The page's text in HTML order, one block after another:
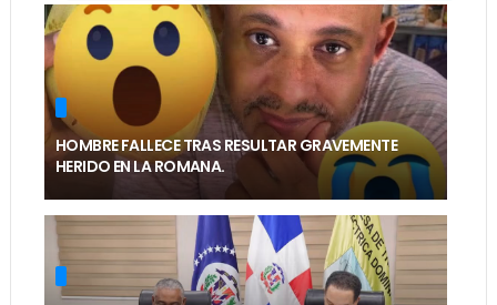
HOMBRE FALLECE TRAS RESULTAR GRAVEMENTE
HERIDO EN LA ROMANA.